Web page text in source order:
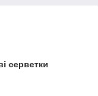
серветки